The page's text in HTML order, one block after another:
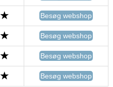
Besøg webshop
Besøg webshop
Besøg webshop
Besøg webshop